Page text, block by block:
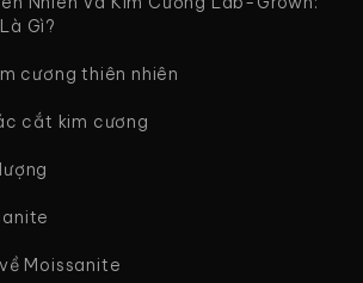
Gì?
cương thiên nhiên
cắt kim cương
Moissanite